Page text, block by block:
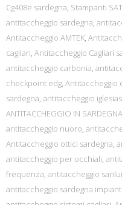
Cg408e sardegna, Stampanti
antitaccheggio sardegna,
Antitaccheggio AMTEK,
cagliari, Antitaccheggio Cagliari
antitaccheggio carbonia,
checkpoint edg, Antitaccheggio
sardegna, antitaccheggio iglesias
ANTITACCHEGGIO IN SARDEGNA
antitaccheggio nuoro,
Antitaccheggio ottici sardegna,
antitaccheggio per occhiali,
frequenza, antitaccheggio
antitaccheggio sardegna